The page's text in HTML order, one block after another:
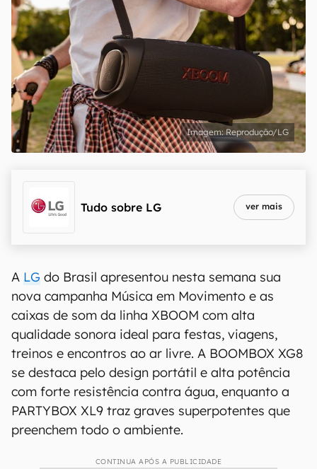
Reprodução/LG
Tudo sobre LG ver mais
A LG do Brasil apresentou nesta semana sua
nova campanha Música em Movimento e as
caixas de som da linha XBOOM com alta
qualidade sonora ideal para festas, viagens,
treinos e encontros ao ar livre. A BOOMBOX XG8
se destaca pelo design portátil e alta potência
com forte resistência contra água, enquanto a
PARTYBOX XL9 traz graves superpotentes que
preenchem todo o ambiente.
CONTINUA APÓS A PUBLICIDADE